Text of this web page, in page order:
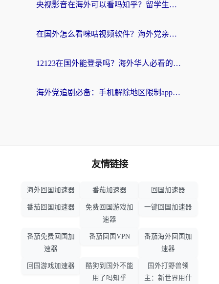
央视影音在海外可以看吗知乎？留学生亲测：3步解决地域限制+追剧自由
在国外怎么看咪咕视频软件？海外党亲测有效的回国加速方案
12123在国外能登录吗？海外华人必看的回国加速实用指南
海外党追剧必备：手机解除地区限制app怎么选？解决央视视频&国内剧地区限制全指南
友情链接
海外回国加速器 番茄加速器 回国加速器
番茄回国加速器
免费回国游戏加
速器
一键回国加速器
番茄免费回国加
速器
番茄回国VPN
番茄海外回国加
速器
回国游戏加速器
酷狗到国外不能
用了吗知乎
国外打野兽领
主：新世界用什